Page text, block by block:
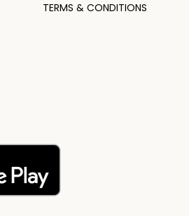
TERMS & CONDITIONS